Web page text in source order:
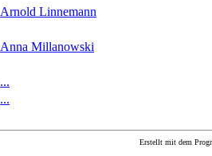
Arnold Linnemann
Anna Millanowski
...
...
Erstellt mit dem